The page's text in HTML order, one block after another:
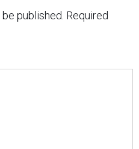
published. Required